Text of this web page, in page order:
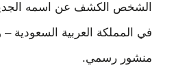
الشخص الكشف عن اسمه
في المملكة العربية السعودية
منشور رسمي.